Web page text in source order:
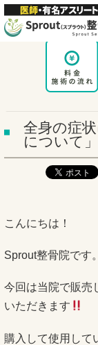
全身の症
について」
こんにちは！
Sprout整骨院です。
今回は当院で販売
いただきます
購入して使用して